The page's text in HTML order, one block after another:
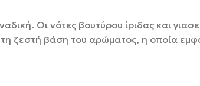
Οι νότες βουτύρου ίριδας και
ζεστή βάση του αρώματος, η οποία